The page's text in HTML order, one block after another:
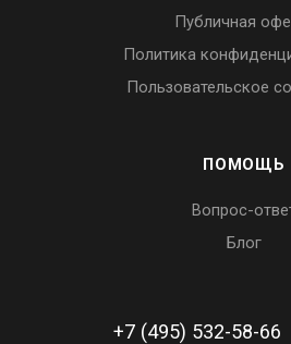
Публичная
Политика
Пользовательское
ПОМОЩЬ
Вопрос-
Блог
+7 (495) 532-58-66